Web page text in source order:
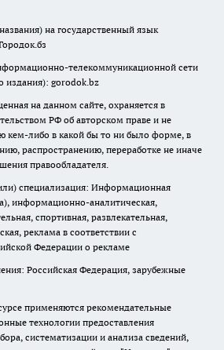
на государственный язык
телекоммуникационной сети
издания): gorodok.bz
на данном сайте, охраняется в
РФ об авторском праве и не
кем-либо в какой бы то ни было форме, в
распространению, переработке не иначе
правообладателя.
специализация: Информационная
информационно-аналитическая,
спортивная, развлекательная,
реклама в соответствии с
Федерации о рекламе
Российская Федерация, зарубежные
применяются рекомендательные
технологии предоставления
систематизации и анализа сведений,